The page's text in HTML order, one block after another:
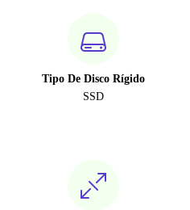
Tipo De Disco Rígido
SSD